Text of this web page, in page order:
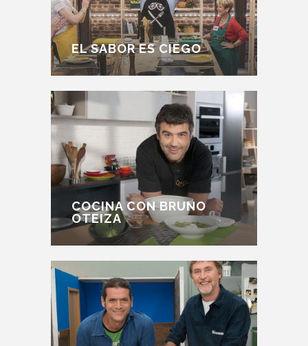
EL SABOR ES CIEGO
COCINA CON BRUNO
OTEIZA